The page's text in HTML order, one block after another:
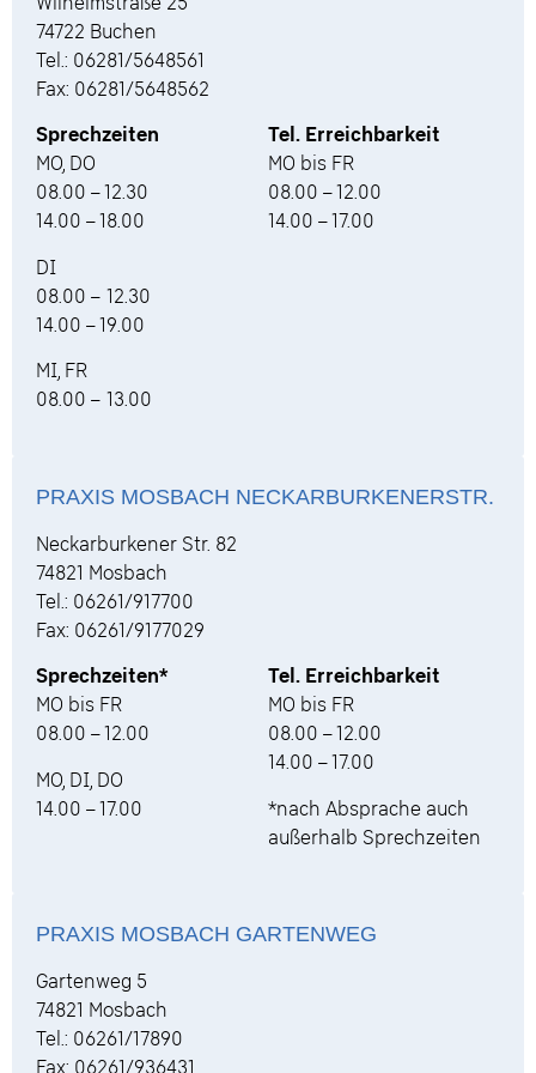
74722 Buchen
Tel.: 06281/5648561
Fax: 06281/5648562
Sprechzeiten
MO, DO
08.00 – 12.30
14.00 – 18.00
DI
08.00 – 12.30
14.00 – 19.00
MI, FR
08.00 – 13.00
Tel. Erreichbarkeit
MO bis FR
08.00 – 12.00
14.00 – 17.00
PRAXIS MOSBACH NECKARBURKENERSTR.
Neckarburkener Str. 82
74821 Mosbach
Tel.: 06261/917700
Fax: 06261/9177029
Sprechzeiten*
MO bis FR
08.00 – 12.00
MO, DI, DO
14.00 – 17.00
Tel. Erreichbarkeit
MO bis FR
08.00 – 12.00
14.00 – 17.00
*nach Absprache auch
außerhalb Sprechzeiten
PRAXIS MOSBACH GARTENWEG
Gartenweg 5
74821 Mosbach
Tel.: 06261/17890
Fax: 06261/936431